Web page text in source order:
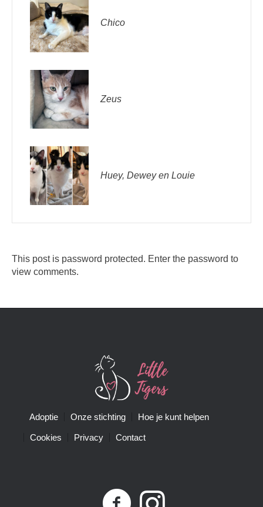
Chico
Zeus
Huey, Dewey en Louie
This post is password protected. Enter the password to
view comments.
Adoptie Onze stichting Hoe je kunt helpen
Cookies Privacy Contact